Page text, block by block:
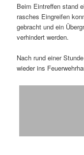
Beim Eintreffen stand
rasches Eingreifen
gebracht und ein
verhindert werden.
Nach rund einer
wieder ins